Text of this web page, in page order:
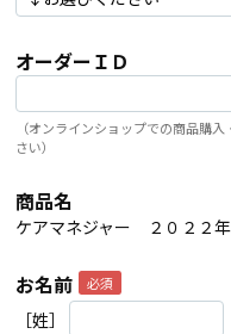
オーダーＩＤ
（オンラインショップでの商品購
さい）
商品名
ケアマネジャー ２０２２
お名前
［姓］